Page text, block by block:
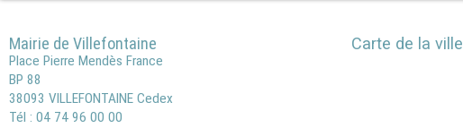
Mairie de Villefontaine
Place Pierre Mendès France
BP 88
38093 VILLEFONTAINE Cedex
Tél : 04 74 96 00 00
Carte de la ville